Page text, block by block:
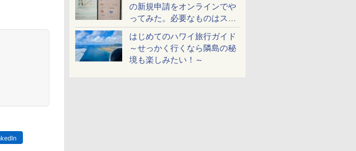
の新規申請をオンラインでや
ってみた。必要なものはスマ
ホとマイナカードのみ
はじめてのハワイ旅行ガイド
～せっかく行くなら隣島の秘
境も楽しみたい！～